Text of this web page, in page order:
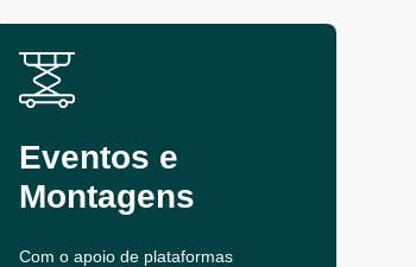
Eventos e
Montagens
Com o apoio de plataformas